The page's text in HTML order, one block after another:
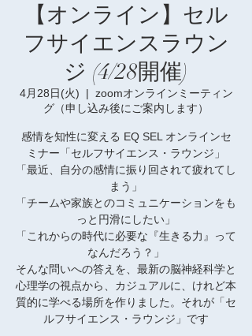
【オンライン】セル
フサイエンスラウン
ジ (4/28開催)
4月28日(火)
  |
zoomオンラインミーティン
グ（申し込み後にご案内します）
感情を知性に変える EQ SEL オンラインセ
ミナー「セルフサイエンス・ラウンジ」
「最近、自分の感情に振り回されて疲れてし
まう」
「チームや家族とのコミュニケーションをも
っと円滑にしたい」
「これからの時代に必要な『生きる力』って
なんだろう？」
そんな問いへの答えを、最新の脳神経科学と
心理学の視点から、カジュアルに、けれど本
質的に学べる場所を作りました。それが「セ
ルフサイエンス・ラウンジ」です